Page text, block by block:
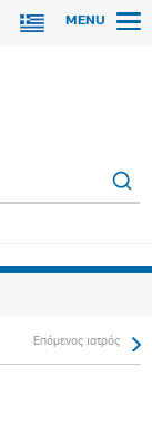
MENU
Επόμενος ιατρός